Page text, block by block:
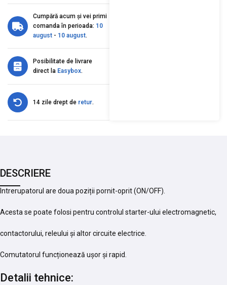
Cumpără acum și vei primi
comanda în perioada: 10
august - 10 august.
Posibilitate de livrare
direct la Easybox.
14 zile drept de retur.
DESCRIERE
Intrerupatorul are doua poziții pornit-oprit (ON/OFF).
Acesta se poate folosi pentru controlul starter-ului electromagnetic,
contactorului, releului și altor circuite electrice.
Comutatorul funcționează ușor și rapid.
Detalii tehnice: